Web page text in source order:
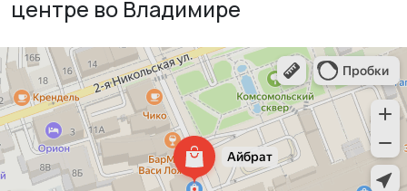
центре во Владимире